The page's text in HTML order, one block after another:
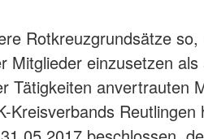
Rotkreuzgrundsätze
Mitglieder einzusetzen
Tätigkeiten anvertrauten
Kreisverbands Reutlingen